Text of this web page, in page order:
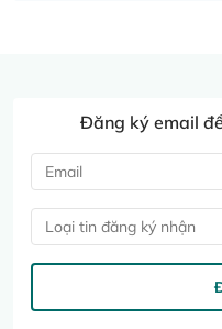
Đăng ký email
Loại tin đăng ký nhận